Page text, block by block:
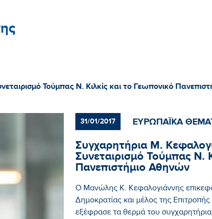
Τούμπας Ν. Κιλκίς και το Γεωπονικό
31/01/2017 ΕΥΡΩΠΑΪΚΑ
Συγχαρητήρια Μ.
Συνεταιρισμό Τούμπας Ν.
Πανεπιστήμιο Αθηνών
Ο Μανώλης Κ. Κεφαλογιάννης
Δημοκρατίας και μέλος της
εξέφρασε τα θερμά του